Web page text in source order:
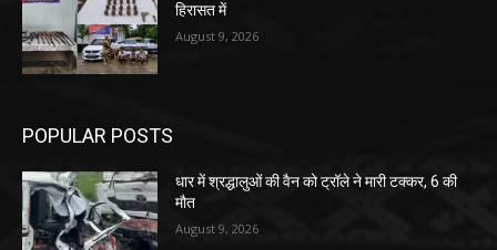
हिरासत में
August 9, 2026
POPULAR POSTS
धार में श्रद्धालुओं की वैन को ट्रॉले ने मारी टक्कर, 6 की
मौत
August 9, 2026